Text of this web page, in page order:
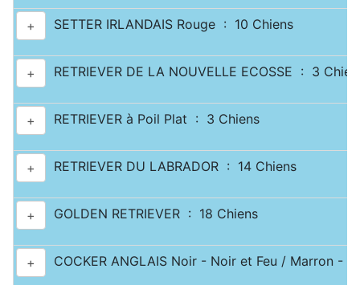
+ SETTER IRLANDAIS Rouge : 10 Chiens
+ RETRIEVER DE LA NOUVELLE ECOSSE : 3
+ RETRIEVER à Poil Plat : 3 Chiens
+ RETRIEVER DU LABRADOR : 14 Chiens
+ GOLDEN RETRIEVER : 18 Chiens
+ COCKER ANGLAIS Noir - Noir et Feu / Marron -